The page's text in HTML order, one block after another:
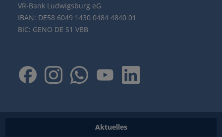
VR-Bank Ludwigsburg eG
IBAN: DE58 6049 1430 0484 4840 01
BIC: GENO DE S1 VBB
Aktuelles